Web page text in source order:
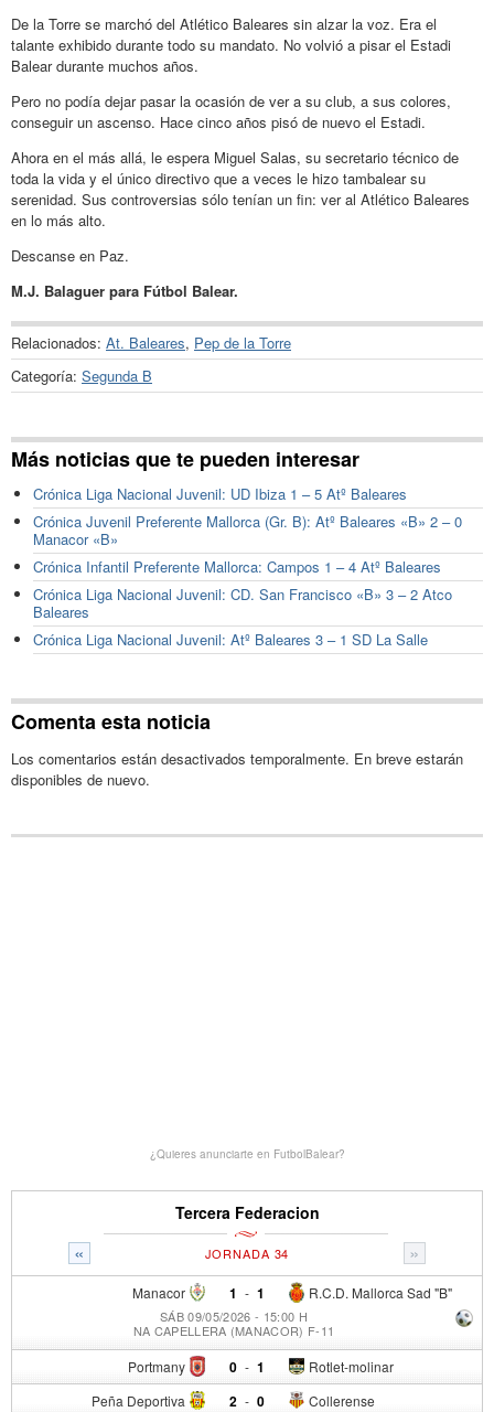
De la Torre se marchó del Atlético Baleares sin alzar la voz. Era el
talante exhibido durante todo su mandato. No volvió a pisar el Estadi
Balear durante muchos años.
Pero no podía dejar pasar la ocasión de ver a su club, a sus colores,
conseguir un ascenso. Hace cinco años pisó de nuevo el Estadi.
Ahora en el más allá, le espera Miguel Salas, su secretario técnico de
toda la vida y el único directivo que a veces le hizo tambalear su
serenidad. Sus controversias sólo tenían un fin: ver al Atlético Baleares
en lo más alto.
Descanse en Paz.
M.J. Balaguer para Fútbol Balear.
Relacionados: At. Baleares, Pep de la Torre
Categoría: Segunda B
Más noticias que te pueden interesar
Crónica Liga Nacional Juvenil: UD Ibiza 1 – 5 Atº Baleares
Crónica Juvenil Preferente Mallorca (Gr. B): Atº Baleares «B» 2 – 0
Manacor «B»
Crónica Infantil Preferente Mallorca: Campos 1 – 4 Atº Baleares
Crónica Liga Nacional Juvenil: CD. San Francisco «B» 3 – 2 Atco
Baleares
Crónica Liga Nacional Juvenil: Atº Baleares 3 – 1 SD La Salle
Comenta esta noticia
Los comentarios están desactivados temporalmente. En breve estarán
disponibles de nuevo.
¿Quieres anunciarte en FutbolBalear?
Tercera Federacion
« »
JORNADA 34
Manacor 1 - R.C.D. Mallorca Sad "B"
1
SÁB 09/05/2026 - 15:00 H
NA CAPELLERA (MANACOR) F-11
Portmany 0 - Rotlet-molinar
1
Peña Deportiva 2 - Collerense
0